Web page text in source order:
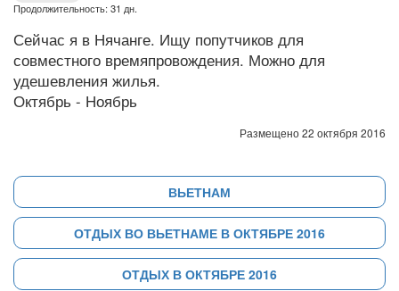
Продолжительность: 31 дн.
Сейчас я в Нячанге. Ищу попутчиков для
совместного времяпровождения. Можно для
удешевления жилья.
Октябрь - Ноябрь
Размещено 22 октября 2016
ВЬЕТНАМ
ОТДЫХ ВО ВЬЕТНАМЕ В ОКТЯБРЕ 2016
ОТДЫХ В ОКТЯБРЕ 2016